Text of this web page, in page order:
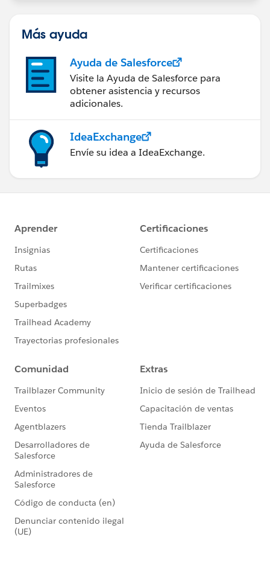
Más ayuda
Ayuda de Salesforce
Visite la Ayuda de Salesforce para
obtener asistencia y recursos
adicionales.
IdeaExchange
Envíe su idea a IdeaExchange.